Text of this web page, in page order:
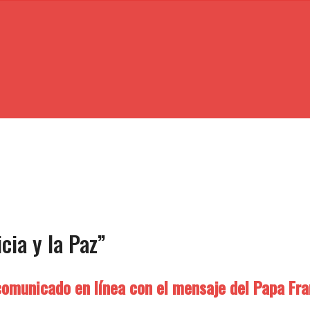
y la Paz”
en línea con el mensaje del Papa